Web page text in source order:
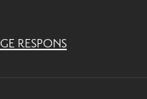
GE RESPONS